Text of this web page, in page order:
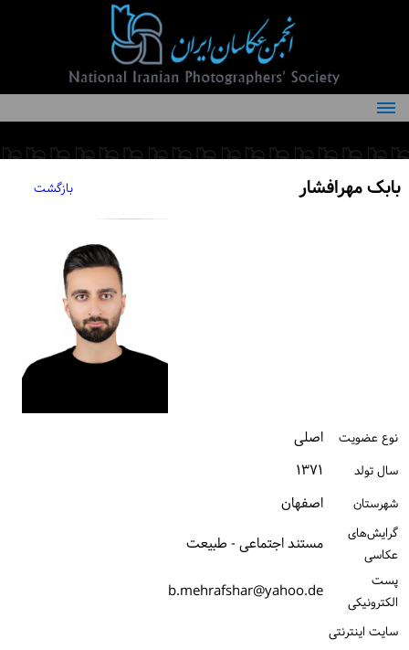
درباره انجمن
کمیته‌های انجمن
بابک مهرافشار بازگشت
نوع عضویت اصلی
سال تولد ۱۳۷۱
شهرستان اصفهان
گرایش‌های
عکاسی
مستند اجتماعی - طبیعت
پست
الكترونیكی
b.mehrafshar@yahoo.de
سایت اینترنتی